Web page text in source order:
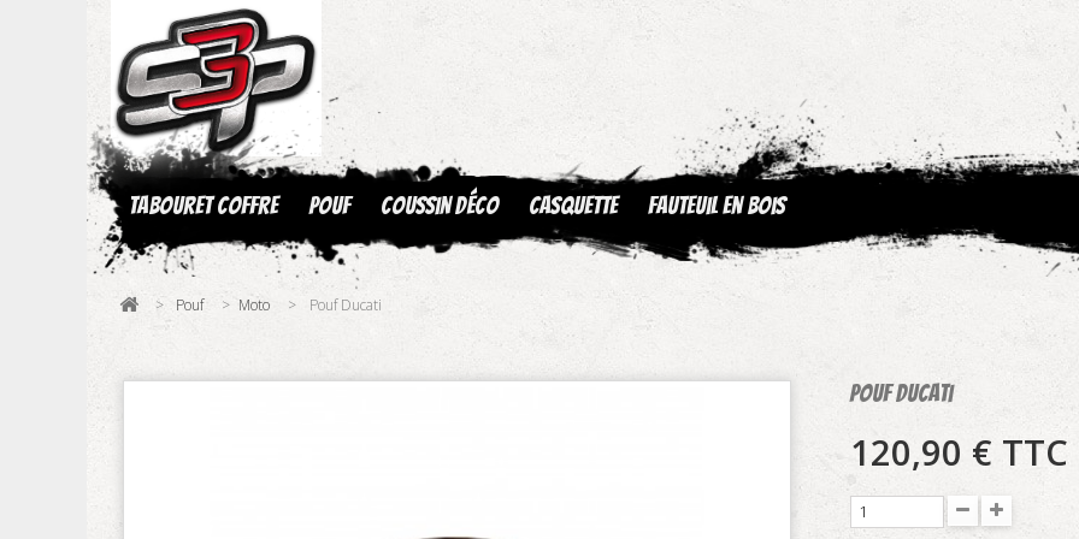
Tabouret coffre Pouf Coussin déco Casquette Fauteuil en bois
> Pouf > Moto > Pouf Ducati
Pouf Ducati
120,90 € TTC